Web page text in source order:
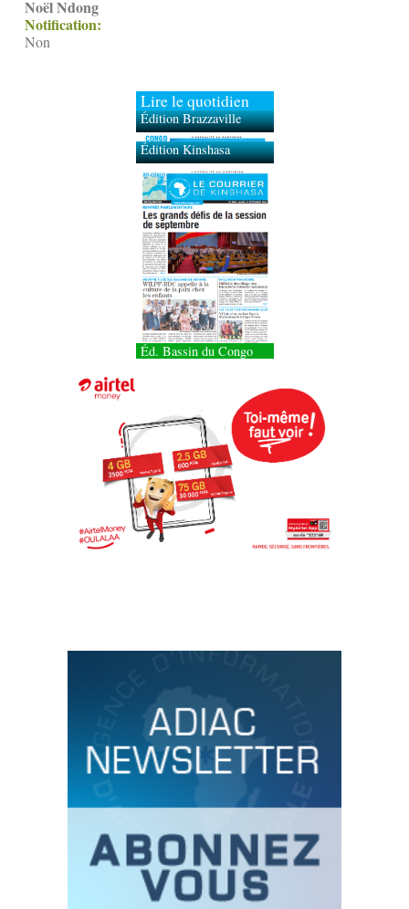
Noël Ndong
Notification:
Non
Lire le quotidien
Édition Brazzaville
Édition Kinshasa
Éd. Bassin du Congo